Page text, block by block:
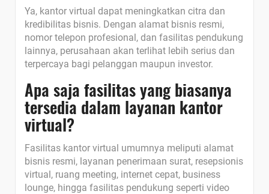
Ya, kantor virtual dapat meningkatkan citra dan
kredibilitas bisnis. Dengan alamat bisnis resmi,
nomor telepon profesional, dan fasilitas pendukung
lainnya, perusahaan akan terlihat lebih serius dan
terpercaya bagi pelanggan maupun investor.
Apa saja fasilitas yang biasanya
tersedia dalam layanan kantor
virtual?
Fasilitas kantor virtual umumnya meliputi alamat
bisnis resmi, layanan penerimaan surat, resepsionis
virtual, ruang meeting, internet cepat, business
lounge, hingga fasilitas pendukung seperti video